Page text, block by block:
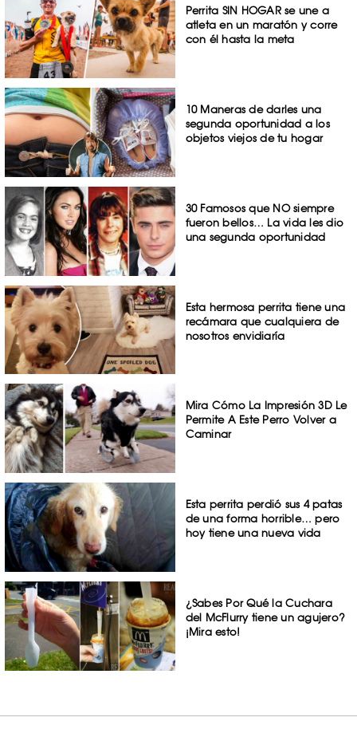
Perrita SIN HOGAR se une a
atleta en un maratón y corre
con él hasta la meta
10 Maneras de darles una
segunda oportunidad a los
objetos viejos de tu hogar
30 Famosos que NO siempre
fueron bellos… La vida les dio
una segunda oportunidad
Esta hermosa perrita tiene una
recámara que cualquiera de
nosotros envidiaría
Mira Cómo La Impresión 3D Le
Permite A Este Perro Volver a
Caminar
Esta perrita perdió sus 4 patas
de una forma horrible… pero
hoy tiene una nueva vida
¿Sabes Por Qué la Cuchara
del McFlurry tiene un agujero?
¡Mira esto!